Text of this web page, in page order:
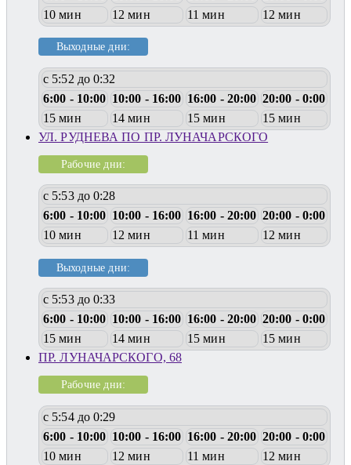
10 мин
12 мин 11 мин 12 мин
Выходные дни:
с 5:52 до 0:32
6:00 - 10:00 10:00 - 16:00 16:00 - 20:00 20:00 - 0:00
15 мин
14 мин 15 мин
15 мин
УЛ. РУДНЕВА ПО ПР. ЛУНАЧАРСКОГО
Рабочие дни:
с 5:53 до 0:28
6:00 - 10:00 10:00 - 16:00 16:00 - 20:00 20:00 - 0:00
10 мин
12 мин 11 мин 12 мин
Выходные дни:
с 5:53 до 0:33
6:00 - 10:00 10:00 - 16:00 16:00 - 20:00 20:00 - 0:00
15 мин
14 мин 15 мин
15 мин
ПР. ЛУНАЧАРСКОГО, 68
Рабочие дни:
с 5:54 до 0:29
6:00 - 10:00 10:00 - 16:00 16:00 - 20:00 20:00 - 0:00
10 мин
12 мин 11 мин 12 мин